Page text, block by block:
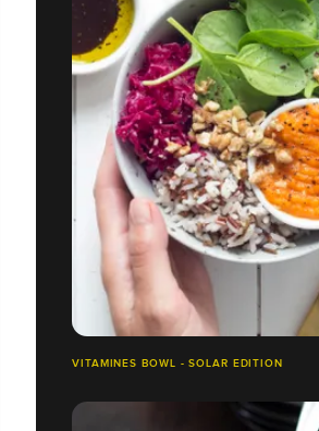
VITAMINES BOWL - SOLAR EDITION